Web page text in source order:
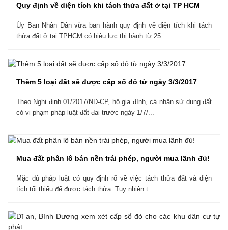
Quy định về diện tích khi tách thửa đất ở tại TP HCM
Ủy Ban Nhân Dân vừa ban hành quy định về diện tích khi tách
thửa đất ở tại TPHCM có hiệu lực thi hành từ 25...
Thêm 5 loại đất sẽ được cấp sổ đỏ từ ngày 3/3/2017
Theo Nghị định 01/2017/NĐ-CP, hộ gia đình, cá nhân sử dụng đất
có vi phạm pháp luật đất đai trước ngày 1/7/...
Mua đất phân lô bán nền trái phép, người mua lãnh đủ!
Mặc dù pháp luật có quy định rõ về việc tách thửa đất và diện
tích tối thiểu để được tách thửa. Tuy nhiên t...